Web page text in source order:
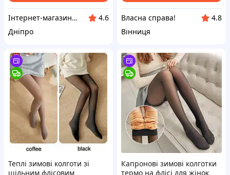
Інтернет-магазин "Klever"
4.6
Дніпро
Власна справа!
4.8
Вінниця
Теплі зимові колготи зі
щільним флісовим
Капронові зимові колготки
термо на флісі для жінок